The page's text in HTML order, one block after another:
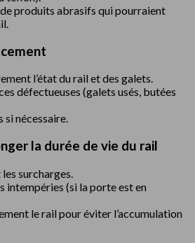
produits abrasifs qui pourraient
l’état du rail et des galets.
défectueuses (galets usés, butées
si nécessaire.
la durée de vie du rail
surcharges.
intempéries (si la porte est en
le rail pour éviter l’accumulation